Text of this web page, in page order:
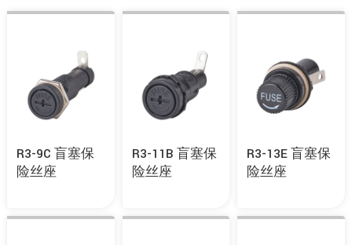
R3-9C 盲塞保
险丝座
R3-11B 盲塞保
险丝座
R3-13E 盲塞保
险丝座